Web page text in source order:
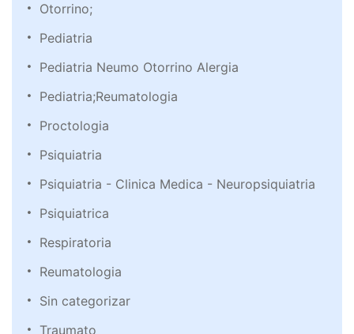
Otorrino;
Pediatria
Pediatria Neumo Otorrino Alergia
Pediatria;Reumatologia
Proctologia
Psiquiatria
Psiquiatria - Clinica Medica - Neuropsiquiatria
Psiquiatrica
Respiratoria
Reumatologia
Sin categorizar
Traumato